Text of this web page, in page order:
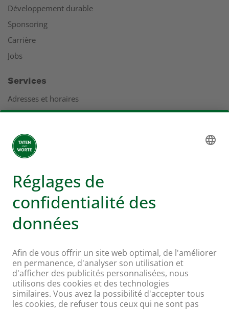
Développement durable
Sponsoring
Carrière
Jobs
Services
Adresses et horaires
Coopération
Rapport de gestion
Plus d'infos sur Coop
Supermarché en ligne Coop
Enseignes et services
Hello Family Club
Mondovino
Suivez-nous sur: